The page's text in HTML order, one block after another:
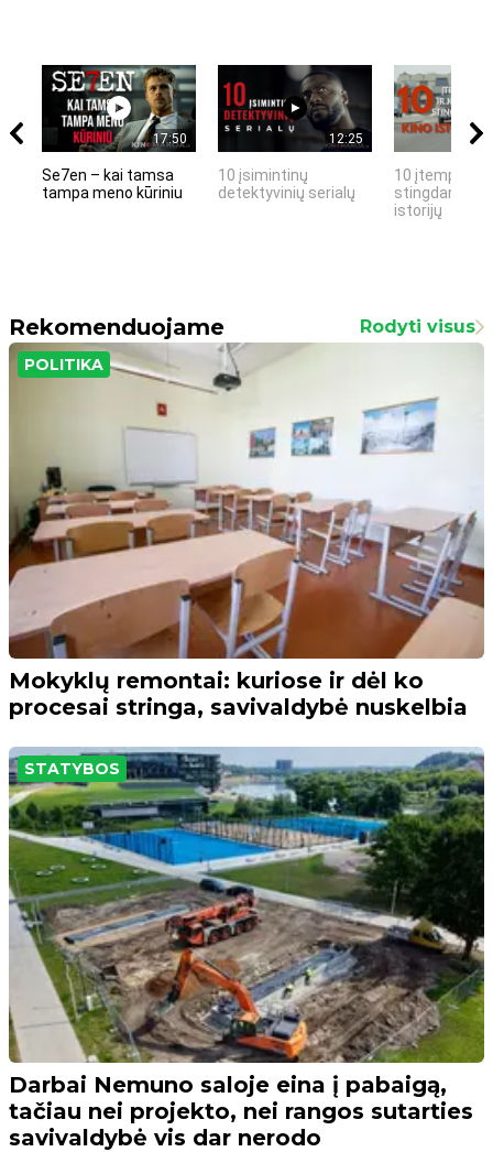
17:50
Se7en – kai tamsa
tampa meno kūriniu
12:25
10 įsimintinų
detektyvinių serialų
10 įtemptų,
stingdančių
istorijų
Rekomenduojame Rodyti visus
POLITIKA
Mokyklų remontai: kuriose ir dėl ko
procesai stringa, savivaldybė nuskelbia
STATYBOS
Darbai Nemuno saloje eina į pabaigą,
tačiau nei projekto, nei rangos sutarties
savivaldybė vis dar nerodo